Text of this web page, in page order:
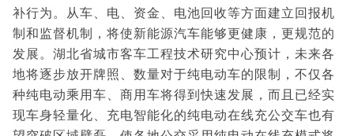
补行为。从车、电、资金、电池回收等方面建立回报机
制和监督机制，将使新能源汽车能够更健康，更规范的
发展。湖北省城市客车工程技术研究中心预计，未来各
地将逐步放开牌照、数量对于纯电动车的限制，不仅各
种纯电动乘用车、商用车将得到快速发展，而且已经实
现车身轻量化、充电智能化的纯电动在线充公交车也有